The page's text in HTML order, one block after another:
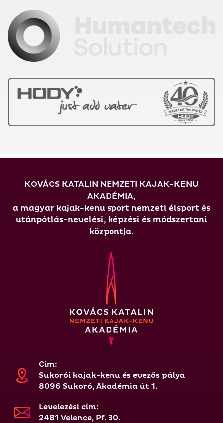
KOVÁCS KATALIN NEMZETI KAJAK-KENU
AKADÉMIA,
a magyar kajak-kenu sport nemzeti élsport és
utánpótlás-nevelési, képzési és módszertani
központja.
Cím:
Sukorói kajak-kenu és evezős pálya
8096 Sukoró, Akadémia út 1.
Levelezési cím:
2481 Velence, Pf. 30.